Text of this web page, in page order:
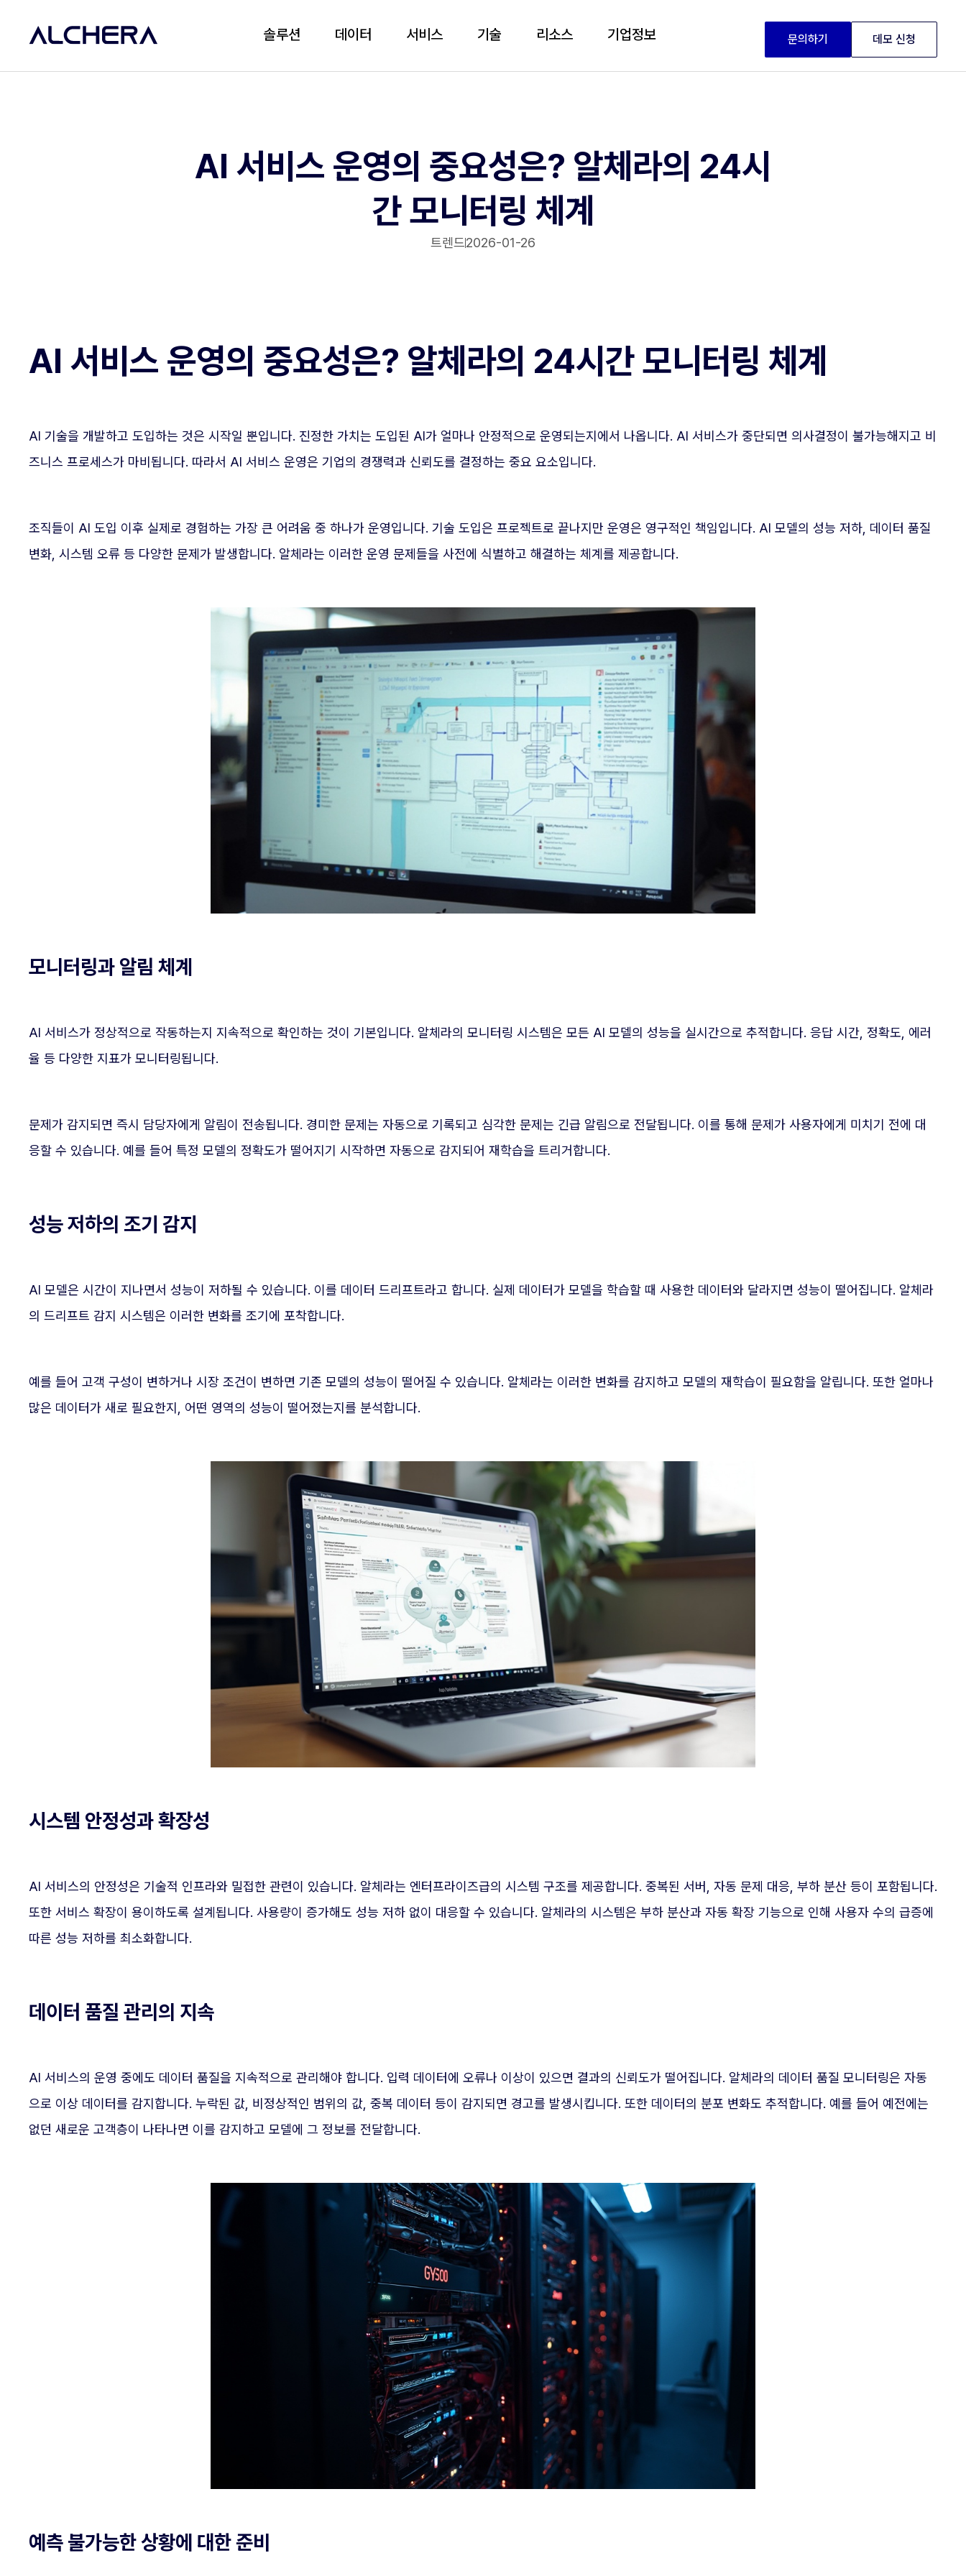
솔루션 데이터 서비스 기술 리소스 기업정보 문의하기 데모 신청
AI 서비스 운영의 중요성은? 알체라의 24시
간 모니터링 체계
트렌드2026-01-26
AI 서비스 운영의 중요성은? 알체라의 24시간 모니터링 체계
AI 기술을 개발하고 도입하는 것은 시작일 뿐입니다. 진정한 가치는 도입된 AI가 얼마나 안정적으로 운영되는지에서 나옵니다. AI 서비스가 중단되면 의사결정이 불가능해지고 비
즈니스 프로세스가 마비됩니다. 따라서 AI 서비스 운영은 기업의 경쟁력과 신뢰도를 결정하는 중요 요소입니다.
조직들이 AI 도입 이후 실제로 경험하는 가장 큰 어려움 중 하나가 운영입니다. 기술 도입은 프로젝트로 끝나지만 운영은 영구적인 책임입니다. AI 모델의 성능 저하, 데이터 품질
변화, 시스템 오류 등 다양한 문제가 발생합니다. 알체라는 이러한 운영 문제들을 사전에 식별하고 해결하는 체계를 제공합니다.
모니터링과 알림 체계
AI 서비스가 정상적으로 작동하는지 지속적으로 확인하는 것이 기본입니다. 알체라의 모니터링 시스템은 모든 AI 모델의 성능을 실시간으로 추적합니다. 응답 시간, 정확도, 에러
율 등 다양한 지표가 모니터링됩니다.
문제가 감지되면 즉시 담당자에게 알림이 전송됩니다. 경미한 문제는 자동으로 기록되고 심각한 문제는 긴급 알림으로 전달됩니다. 이를 통해 문제가 사용자에게 미치기 전에 대
응할 수 있습니다. 예를 들어 특정 모델의 정확도가 떨어지기 시작하면 자동으로 감지되어 재학습을 트리거합니다.
성능 저하의 조기 감지
AI 모델은 시간이 지나면서 성능이 저하될 수 있습니다. 이를 데이터 드리프트라고 합니다. 실제 데이터가 모델을 학습할 때 사용한 데이터와 달라지면 성능이 떨어집니다. 알체라
의 드리프트 감지 시스템은 이러한 변화를 조기에 포착합니다.
예를 들어 고객 구성이 변하거나 시장 조건이 변하면 기존 모델의 성능이 떨어질 수 있습니다. 알체라는 이러한 변화를 감지하고 모델의 재학습이 필요함을 알립니다. 또한 얼마나
많은 데이터가 새로 필요한지, 어떤 영역의 성능이 떨어졌는지를 분석합니다.
시스템 안정성과 확장성
AI 서비스의 안정성은 기술적 인프라와 밀접한 관련이 있습니다. 알체라는 엔터프라이즈급의 시스템 구조를 제공합니다. 중복된 서버, 자동 문제 대응, 부하 분산 등이 포함됩니다.
또한 서비스 확장이 용이하도록 설계됩니다. 사용량이 증가해도 성능 저하 없이 대응할 수 있습니다. 알체라의 시스템은 부하 분산과 자동 확장 기능으로 인해 사용자 수의 급증에
따른 성능 저하를 최소화합니다.
데이터 품질 관리의 지속
AI 서비스의 운영 중에도 데이터 품질을 지속적으로 관리해야 합니다. 입력 데이터에 오류나 이상이 있으면 결과의 신뢰도가 떨어집니다. 알체라의 데이터 품질 모니터링은 자동
으로 이상 데이터를 감지합니다. 누락된 값, 비정상적인 범위의 값, 중복 데이터 등이 감지되면 경고를 발생시킵니다. 또한 데이터의 분포 변화도 추적합니다. 예를 들어 예전에는
없던 새로운 고객층이 나타나면 이를 감지하고 모델에 그 정보를 전달합니다.
예측 불가능한 상황에 대한 준비